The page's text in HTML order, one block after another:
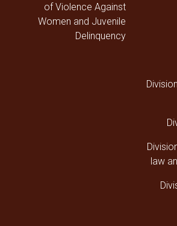
of Violence Against
Women and Juvenile
Delinquency
law